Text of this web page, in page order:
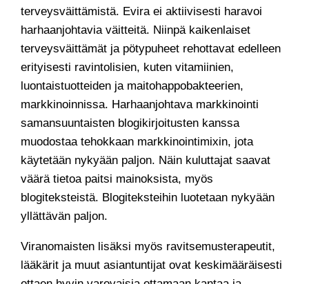
terveysväittämistä. Evira ei aktiivisesti haravoi
harhaanjohtavia väitteitä. Niinpä kaikenlaiset
terveysväittämät ja pötypuheet rehottavat edelleen
erityisesti ravintolisien, kuten vitamiinien,
luontaistuotteiden ja maitohappobakteerien,
markkinoinnissa. Harhaanjohtava markkinointi
samansuuntaisten blogikirjoitusten kanssa
muodostaa tehokkaan markkinointimixin, jota
käytetään nykyään paljon. Näin kuluttajat saavat
väärä tietoa paitsi mainoksista, myös
blogiteksteistä. Blogiteksteihin luotetaan nykyään
yllättävän paljon.
Viranomaisten lisäksi myös ravitsemusterapeutit,
lääkärit ja muut asiantuntijat ovat keskimääräisesti